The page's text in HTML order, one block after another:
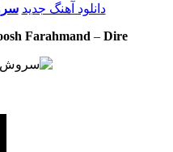
دانلود آهنگ جدید
Farahmand – Dire